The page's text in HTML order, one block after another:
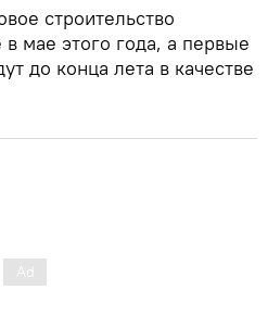
строительство
мае этого года, а первые
до конца лета в качестве